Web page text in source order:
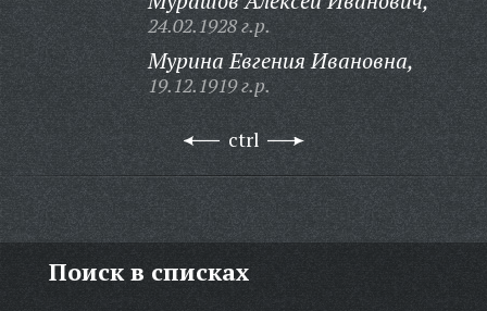
24.02.1928 г.р.
Мурина Евгения Ивановна,
19.12.1919 г.р.
ctrl
Поиск в списках